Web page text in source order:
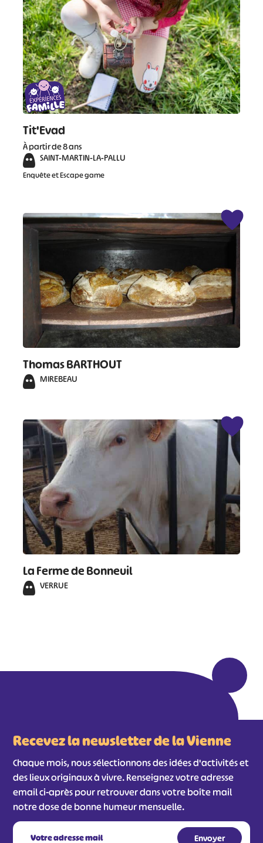
Tit'Evad
À partir de 8 ans
SAINT-MARTIN-LA-PALLU
Enquête et Escape game
Thomas BARTHOUT
MIREBEAU
La Ferme de Bonneuil
VERRUE
Recevez la newsletter de la Vienne
Chaque mois, nous sélectionnons des idées d'activités et
des lieux originaux à vivre. Renseignez votre adresse
email ci-après pour retrouver dans votre boîte mail
notre dose de bonne humeur mensuelle.
# # #
#
#
#